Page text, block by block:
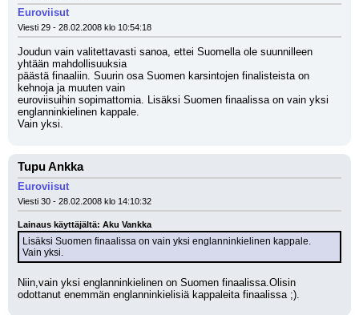
Euroviisut
Viesti 29 - 28.02.2008 klo 10:54:18
Joudun vain valitettavasti sanoa, ettei Suomella ole suunnilleen
yhtään mahdollisuuksia
päästä finaaliin. Suurin osa Suomen karsintojen finalisteista on
kehnoja ja muuten vain
euroviisuihin sopimattomia. Lisäksi Suomen finaalissa on vain yksi
englanninkielinen kappale.
Vain yksi.
Tupu Ankka
Euroviisut
Viesti 30 - 28.02.2008 klo 14:10:32
Lainaus käyttäjältä: Aku Vankka
Lisäksi Suomen finaalissa on vain yksi englanninkielinen kappale.
Vain yksi.
Niin,vain yksi englanninkielinen on Suomen finaalissa.Olisin
odottanut enemmän englanninkielisiä kappaleita finaalissa ;).